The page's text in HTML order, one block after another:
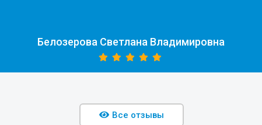
Трофимова
Все отзывы